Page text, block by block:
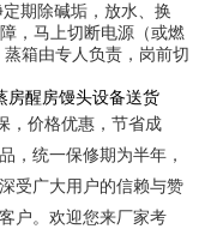
期除碱垢，放水、换
，马上切断电源（或燃
箱由专人负责，岗前切
房醒房馒头设备送货
，价格优惠，节省成
，统一保修期为半年，
受广大用户的信赖与赞
户。欢迎您来厂家考